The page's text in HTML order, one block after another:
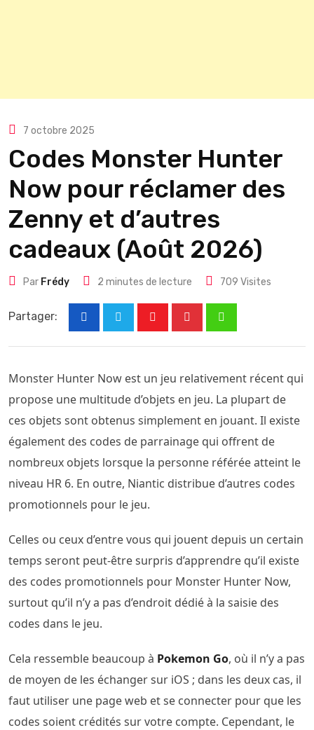
7 octobre 2025
Codes Monster Hunter
Now pour réclamer des
Zenny et d’autres
cadeaux (Août 2026)
Par Frédy 2 minutes de lecture 709 Visites
Partager:
Monster Hunter Now est un jeu relativement récent qui
propose une multitude d’objets en jeu. La plupart de
ces objets sont obtenus simplement en jouant. Il existe
également des codes de parrainage qui offrent de
nombreux objets lorsque la personne référée atteint le
niveau HR 6. En outre, Niantic distribue d’autres codes
promotionnels pour le jeu.
Celles ou ceux d’entre vous qui jouent depuis un certain
temps seront peut-être surpris d’apprendre qu’il existe
des codes promotionnels pour Monster Hunter Now,
surtout qu’il n’y a pas d’endroit dédié à la saisie des
codes dans le jeu.
Cela ressemble beaucoup à Pokemon Go, où il n’y a pas
de moyen de les échanger sur iOS ; dans les deux cas, il
faut utiliser une page web et se connecter pour que les
codes soient crédités sur votre compte. Cependant, le